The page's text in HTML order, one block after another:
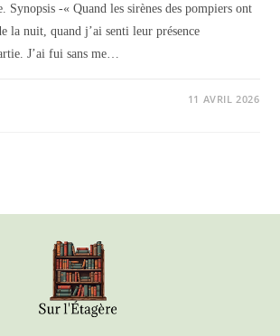
Synopsis -« Quand les sirènes des pompiers ont
la nuit, quand j’ai senti leur présence
J’ai fui sans me…
11 AVRIL 2026